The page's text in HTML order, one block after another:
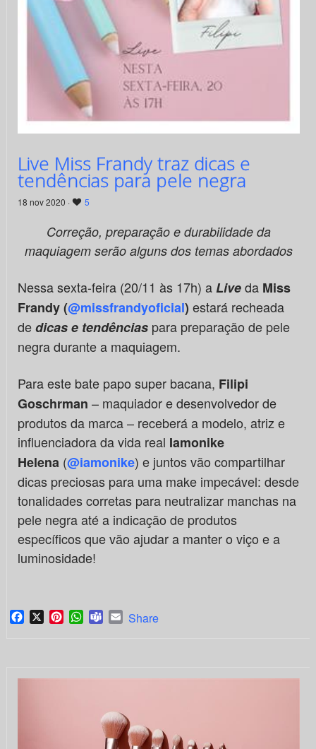
Live Miss Frandy traz dicas e
tendências para pele negra
18 nov 2020 · 5
Correção, preparação e durabilidade da
maquiagem serão alguns dos temas abordados
Nessa sexta-feira (20/11 às 17h) aLiveda Miss
Frandy (@missfrandyoficial) estará recheada
dedicas e tendênciaspara preparação de pele
negra durante a maquiagem.
Para este bate papo super bacana, Filipi
Goschrman – maquiador e desenvolvedor de
produtos da marca – receberá a modelo, atriz e
influenciadora da vida real Iamonike
Helena (@iamonike) e juntos vão compartilhar
dicas preciosas para uma make impecável: desde
tonalidades corretas para neutralizar manchas na
pele negra até a indicação de produtos
específicos que vão ajudar a manter o viço e a
luminosidade!
Facebook
X PinterestWhatsApp
TeamsEmail
Share